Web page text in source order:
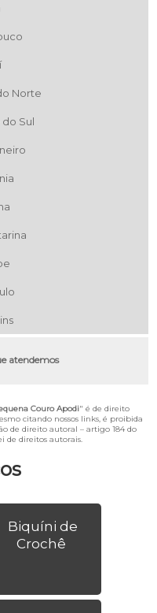
Biquíni de
Crochê
Norte
do Sul
atendemos
Couro Apodi" é de direito
citando nossos links, é proibida
de direito autoral – artigo 184 do
de direitos autorais.